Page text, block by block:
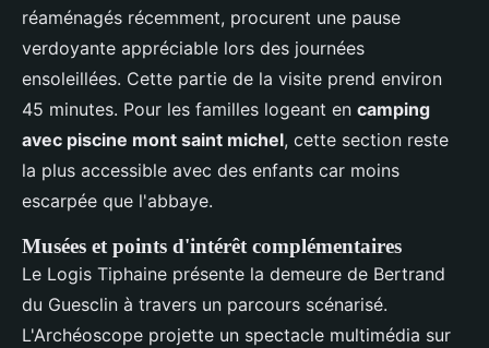
réaménagés récemment, procurent une pause
verdoyante appréciable lors des journées
ensoleillées. Cette partie de la visite prend environ
45 minutes. Pour les familles logeant en camping
avec piscine mont saint michel, cette section reste
la plus accessible avec des enfants car moins
escarpée que l'abbaye.
Musées et points d'intérêt complémentaires
Le Logis Tiphaine présente la demeure de Bertrand
du Guesclin à travers un parcours scénarisé.
L'Archéoscope projette un spectacle multimédia sur